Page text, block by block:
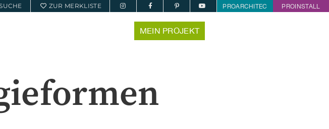
ZUR MERKLISTE PROARCHITEC PROINSTALL
MEIN PROJEKT